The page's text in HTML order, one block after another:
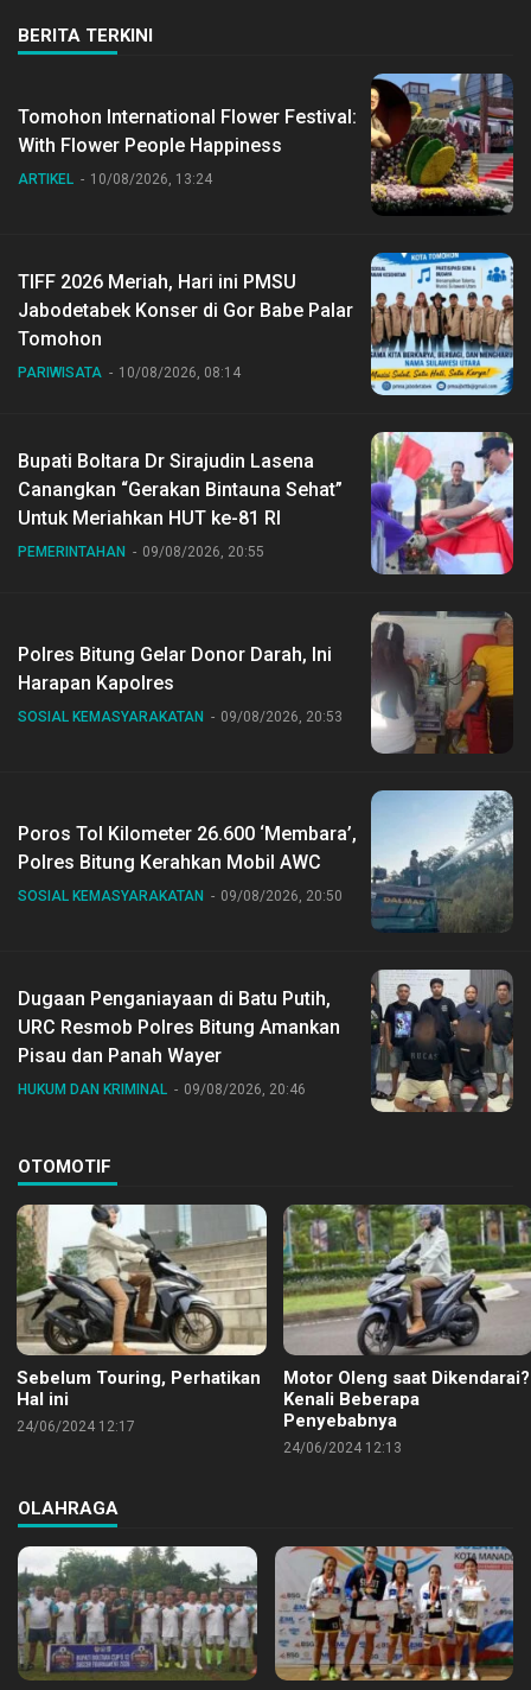
BERITA TERKINI
Tomohon International Flower Festival:
With Flower People Happiness
ARTIKEL 10/08/2026, 13:24
TIFF 2026 Meriah, Hari ini PMSU
Jabodetabek Konser di Gor Babe Palar
Tomohon
PARIWISATA 10/08/2026, 08:14
Bupati Boltara Dr Sirajudin Lasena
Canangkan “Gerakan Bintauna Sehat”
Untuk Meriahkan HUT ke-81 RI
PEMERINTAHAN 09/08/2026, 20:55
Polres Bitung Gelar Donor Darah, Ini
Harapan Kapolres
SOSIAL KEMASYARAKATAN 09/08/2026, 20:53
Poros Tol Kilometer 26.600 ‘Membara’,
Polres Bitung Kerahkan Mobil AWC
SOSIAL KEMASYARAKATAN 09/08/2026, 20:50
Dugaan Penganiayaan di Batu Putih,
URC Resmob Polres Bitung Amankan
Pisau dan Panah Wayer
HUKUM DAN KRIMINAL 09/08/2026, 20:46
OTOMOTIF
Sebelum Touring, Perhatikan
Hal ini
24/06/2024 12:17
Motor Oleng saat Dikendarai?
Kenali Beberapa
Penyebabnya
24/06/2024 12:13
OLAHRAGA